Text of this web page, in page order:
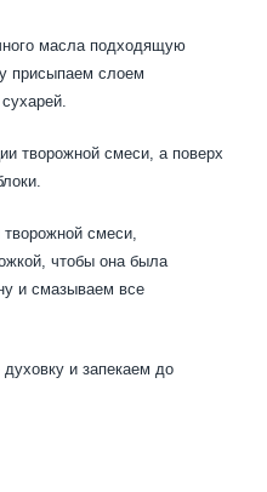
масла подходящую
присыпаем слоем
творожной смеси, а поверх
смеси,
чтобы она была
и смазываем все
и запекаем до